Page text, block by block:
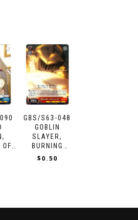
OF
GBS/S63-048
GOBLIN
SLAYER,
BURNING
ARROW
$0.50